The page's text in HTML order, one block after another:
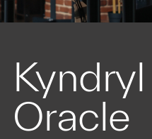
Oracle